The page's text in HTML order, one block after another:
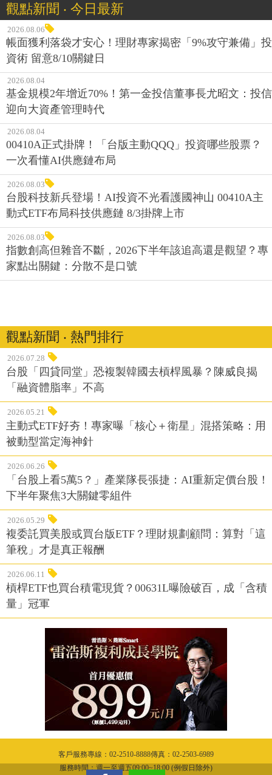
觀點新聞 ‧ 今日最新
2026.08.06
帳面獲利落袋才安心！理財專家揭密「9%攻守兼備」投
資術 留意8/10關鍵日
2026.08.04
基金規模2年增近70%！第一金投信董事長尤昭文：投信
迎向大資產管理時代
2026.08.04
00410A正式掛牌！「台版主動QQQ」投資哪些股票？
一次看懂AI供應鏈布局
2026.08.03
台股科技新兵登場！AI投資不光看護國神山 00410A主
動式ETF布局科技供應鏈 8/3掛牌上市
2026.08.03
指數創高但雜音不斷，2026下半年該追高還是觀望？專
家點出關鍵：分散不是口號
觀點新聞 ‧ 熱門排行
2026.07.28
台股「四貸同堂」恐複製韓國去槓桿風暴？陳威良揭
「融資體脂率」不高
2026.05.21
主動式ETF好夯！專家曝「核心＋衛星」混搭策略：用
被動型當定海神針
2026.06.26
「台股上看5萬5？」產業隊長張捷：AI重新定價台股！
下半年聚焦3大關鍵零組件
2026.05.29
複委託買美股或買台版ETF？理財規劃顧問：算對「這
筆稅」才是真正報酬
2026.06.11
槓桿ETF也買台積電現貨？00631L曝險破百，成「含積
量」冠軍
客戶服務專線：02-2510-8888傳真：02-2503-6989
服務時間：週一至週五09:00~18:00 (例假日除外)